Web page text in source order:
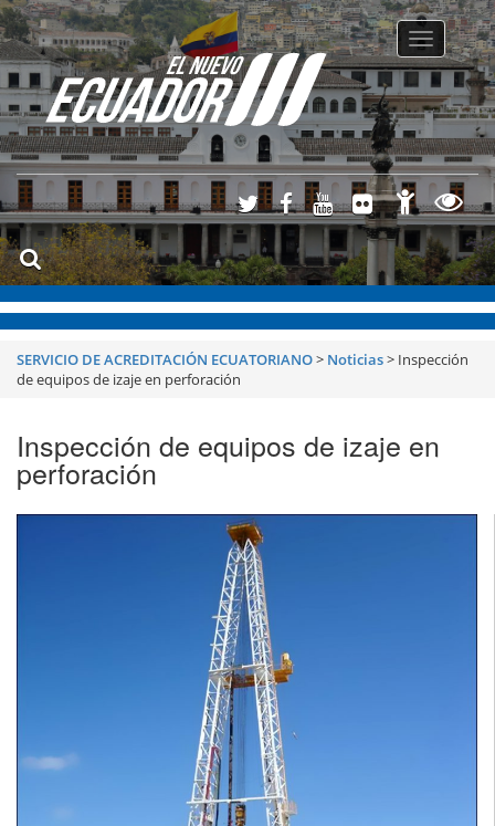
Toggle
SERVICIO DE ACREDITACIÓN ECUATORIANO> Noticias> Inspección
de equipos de izaje en perforación
Inspección de equipos de izaje en
perforación